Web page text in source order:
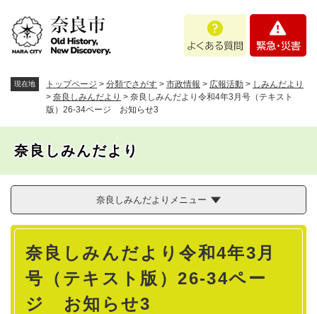
。
あ
問
・
現在地 トップページ > 分類でさがす > 市政情報 > 広報活動 > しみんだより
> 奈良しみんだより > 奈良しみんだより令和4年3月号（テキスト
版）26-34ページ お知らせ3
奈良しみんだより
奈良しみんだよりメニュー
本
奈良しみんだより令和4年3月
号（テキスト版）26-34ペー
ジ お知らせ3